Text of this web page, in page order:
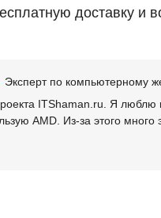
доставку и
Эксперт по компьютерному
ITShaman.ru. Я
AMD. Из-за этого много